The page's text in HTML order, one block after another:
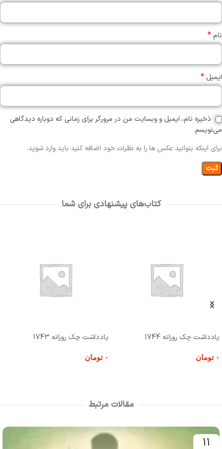
نام *
ایمیل *
ذخیره نام، ایمیل و وبسایت من در مرورگر برای زمانی که دوباره دیدگاهی
می‌نویسم.
برای اینکه بتوانید عکس ها را به نظرات خود اضافه کنید باید وارد شوید.
کتاب‌های پیشنهادی برای شما
یادداشت چک روزانه 1744
۰ تومان
یادداشت چک روزانه 1743
۰ تومان
مقالات مرتبط
11